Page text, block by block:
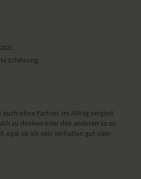
Erfahrung
auch ohne Partner. Im Alltag vergisst
zu denken oder den anderen so zu
egal ob ich sein Verhalten gut oder